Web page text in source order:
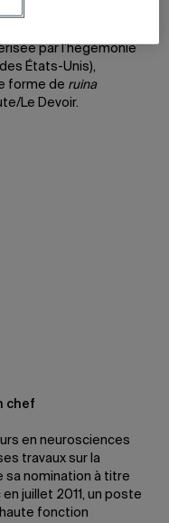
Americana
par l’hégémonie
États-Unis),
forme de ruina
Le Devoir.
chef
en neurosciences
travaux sur la
sa nomination à titre
juillet 2011, un poste
fonction